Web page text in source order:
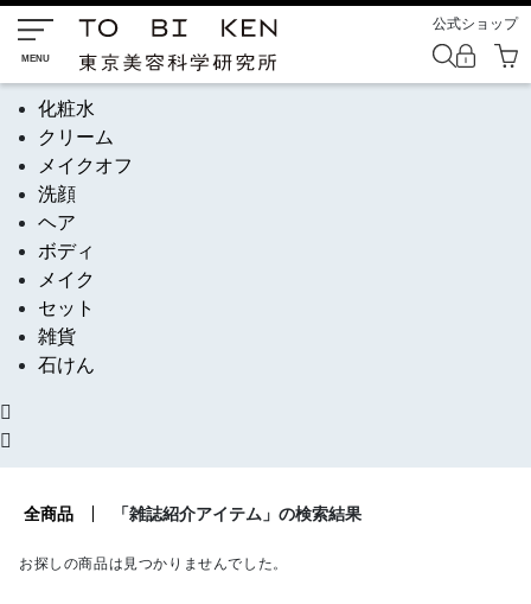
公式ショップ
化粧水
クリーム
メイクオフ
洗顔
ヘア
ボディ
メイク
セット
雑貨
石けん
全商品 「雑誌紹介アイテム」の検索結果
お探しの商品は見つかりませんでした。